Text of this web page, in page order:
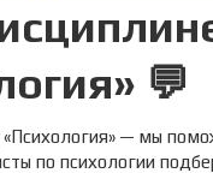
💬
— мы
по психологии